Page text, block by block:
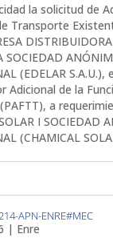
la solicitud de
Transporte
SOCIEDAD
(EDELAR
Adicional de la
a
I SOCIEDAD
(CHAMICAL
APN-ENRE#MEC
| Enre